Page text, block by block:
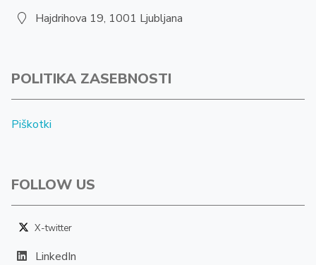
Hajdrihova 19, 1001 Ljubljana
POLITIKA ZASEBNOSTI
Piškotki
FOLLOW US
X-twitter
LinkedIn